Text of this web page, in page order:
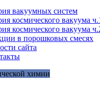
вакуумных систем
космического вакуума
космического вакуума
в порошковых смесях
сайта
химии